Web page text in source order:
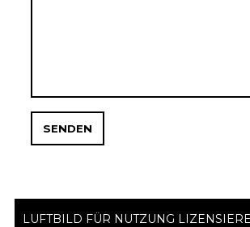
LUFTBILD FÜR NUTZUNG